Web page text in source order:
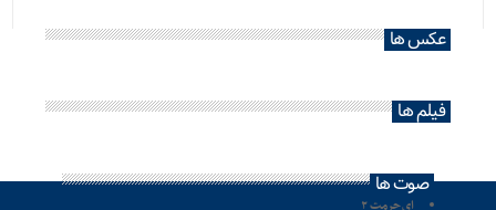
عکس ها
فیلم ها
صوت ها